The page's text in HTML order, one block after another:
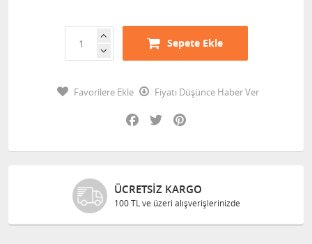
Sepete Ekle
Favorilere Ekle
Fiyatı Düşünce Haber Ver
Facebook
Twitter
ÜCRETSIZ KARGO
100 TL ve üzeri alışverişlerinizde